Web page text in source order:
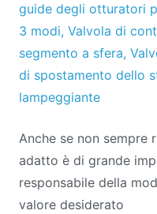
guide degli otturatori
3 modi, Valvola di
segmento a sfera,
di spostamento dello
lampeggiante
Anche se non sempre
adatto è di grande
responsabile della
valore desiderato